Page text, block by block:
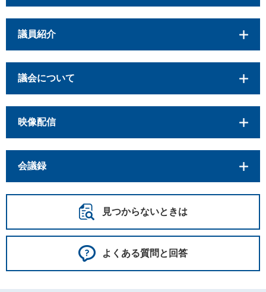
議員紹介
議会について
映像配信
会議録
見つからないときは
よくある質問と回答